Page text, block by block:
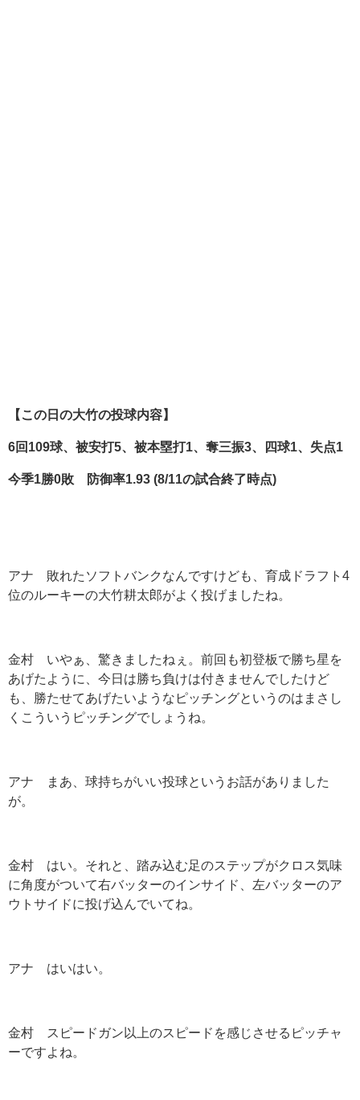
【この日の大竹の投球内容】
6回109球、被安打5 、被本塁打1 、奪三振3 、四球1 、失点1
今季1 勝0敗 防御率1.93 (8/11 の試合終了時点)
アナ 敗れたソフトバンクなんですけども、育成ドラフト4
位のルーキーの大竹耕太郎がよく投げましたね。
金村 いやぁ、驚きましたねぇ。前回も初登板で勝ち星を
あげたように、今日は勝ち負けは付きませんでしたけど
も、勝たせてあげたいようなピッチングというのはまさし
くこういうピッチングでしょうね。
アナ まあ、球持ちがいい投球というお話がありました
が。
金村 はい。それと、踏み込む足のステップがクロス気味
に角度がついて右バッターのインサイド、左バッターのア
ウトサイドに投げ込んでいてね。
アナ はいはい。
金村 スピードガン以上のスピードを感じさせるピッチャ
ーですよね。